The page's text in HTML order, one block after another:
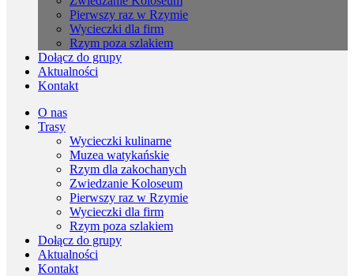
Pierwszy raz w Rzymie
Wycieczki dla firm
Rzym poza szlakiem
Dołącz do grupy
Aktualności
Kontakt
O nas
Trasy
Wycieczki kulinarne
Muzea watykańskie
Rzym dla zakochanych
Zwiedzanie Koloseum
Pierwszy raz w Rzymie
Wycieczki dla firm
Rzym poza szlakiem
Dołącz do grupy
Aktualności
Kontakt